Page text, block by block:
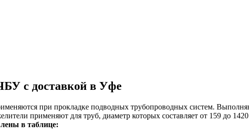
с доставкой в Уфе
при прокладке подводных трубопроводных систем.
применяют для труб, диаметр которых составляет от 159 до
в таблице: